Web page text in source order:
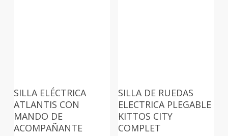
SILLA ELÉCTRICA
ATLANTIS CON
MANDO DE
ACOMPAÑANTE
SILLA DE RUEDAS
ELECTRICA PLEGABLE
KITTOS CITY
COMPLET